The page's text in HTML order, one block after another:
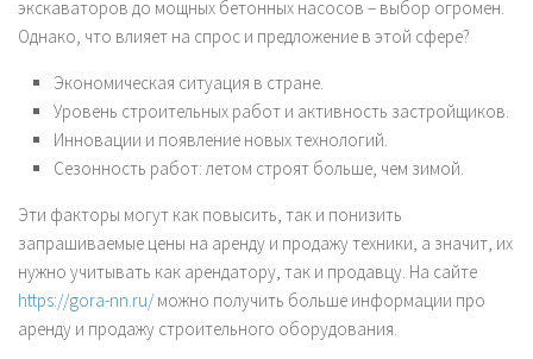
экскаваторов до мощных бетонных насосов – выбор огромен.
Однако, что влияет на спрос и предложение в этой сфере?
Экономическая ситуация в стране.
Уровень строительных работ и активность застройщиков.
Инновации и появление новых технологий.
Сезонность работ: летом строят больше, чем зимой.
Эти факторы могут как повысить, так и понизить
запрашиваемые цены на аренду и продажу техники, а значит, их
нужно учитывать как арендатору, так и продавцу. На сайте
https://gora-nn.ru/ можно получить больше информации про
аренду и продажу строительного оборудования.